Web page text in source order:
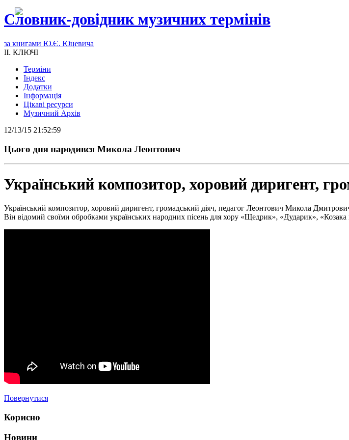
Словник-довідник музичних термінів
за книгами Ю.Є. Юцевича
II. КЛЮЧІ
Терміни
Індекс
Додатки
Інформація
Цікаві ресурси
Музичний Архів
12/13/15 21:52:59
Цього дня народився Микола Леонтович
Український композитор, хоровий диригент,
Український композитор, хоровий диригент, громадський діяч, педагог Леонтович Микола
Він відомий своїми обробками українських народних пісень для хору «Щедрик», «Дударик», «Козака
Повернутися
Корисно
Новини